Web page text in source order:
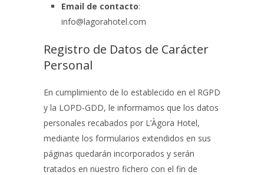
Email de contacto:
info@lagorahotel.com
Registro de Datos de Carácter
Personal
En cumplimiento de lo establecido en el RGPD
y la LOPD-GDD, le informamos que los datos
personales recabados por L’Àgora Hotel,
mediante los formularios extendidos en sus
páginas quedarán incorporados y serán
tratados en nuestro fichero con el fin de